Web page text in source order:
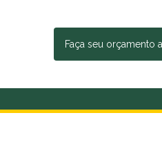
Faça seu orçamento